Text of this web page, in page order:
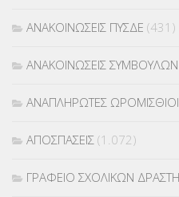
ΑΝΑΚΟΙΝΩΣΕΙΣ ΠΥΣΔΕ (431)
ΑΝΑΚΟΙΝΩΣΕΙΣ ΣΥΜΒΟΥΛΩΝ
ΑΝΑΠΛΗΡΩΤΕΣ ΩΡΟΜΙΣΘΙΟΙ
ΑΠΟΣΠΑΣΕΙΣ (1.072)
ΓΡΑΦΕΙΟ ΣΧΟΛΙΚΩΝ